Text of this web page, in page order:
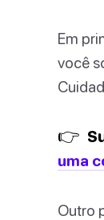
Em
você
👉
uma
Outro